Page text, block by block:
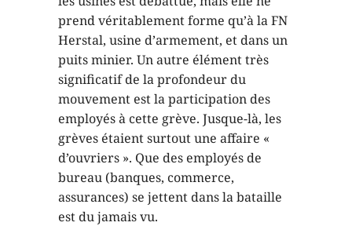
prend véritablement forme qu’à la FN
Herstal, usine d’armement, et dans un
puits minier. Un autre élément très
significatif de la profondeur du
mouvement est la participation des
employés à cette grève. Jusque-là, les
grèves étaient surtout une affaire «
d’ouvriers ». Que des employés de
bureau (banques, commerce,
assurances) se jettent dans la bataille
est du jamais vu.